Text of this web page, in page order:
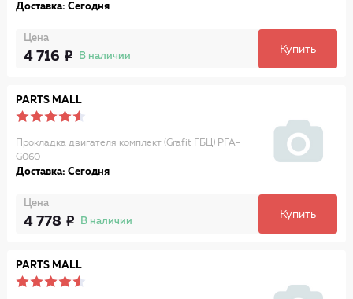
Доставка: Сегодня
Цена
4 716 В наличии
Купить
PARTS MALL
Прокладка двигателя комплект (Grafit ГБЦ) PFA-
G060
Доставка: Сегодня
Цена
4 778 В наличии
Купить
PARTS MALL